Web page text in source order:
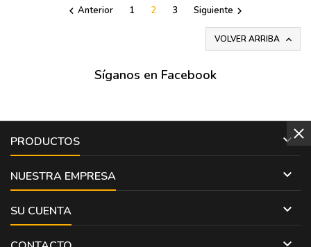
 Anterior 1 2 3 Siguiente 
VOLVER ARRIBA 
Síganos en Facebook
PRODUCTOS 
NUESTRA EMPRESA 
SU CUENTA 